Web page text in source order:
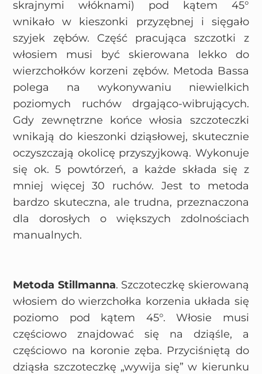
skrajnymi włóknami) pod kątem 45°
wnikało w kieszonki przyzębnej i sięgało
szyjek zębów. Część pracująca szczotki z
włosiem musi być skierowana lekko do
wierzchołków korzeni zębów. Metoda Bassa
polega na wykonywaniu niewielkich
poziomych ruchów drgająco-wibrujących.
Gdy zewnętrzne końce włosia szczoteczki
wnikają do kieszonki dziąsłowej, skutecznie
oczyszczają okolicę przyszyjkową. Wykonuje
się ok. 5 powtórzeń, a każde składa się z
mniej więcej 30 ruchów. Jest to metoda
bardzo skuteczna, ale trudna, przeznaczona
dla dorosłych o większych zdolnościach
manualnych.
Metoda Stillmanna. Szczoteczkę skierowaną
włosiem do wierzchołka korzenia układa się
poziomo pod kątem 45°. Włosie musi
częściowo znajdować się na dziąśle, a
częściowo na koronie zęba. Przyciśniętą do
dziąsła szczoteczkę „wywija się” w kierunku